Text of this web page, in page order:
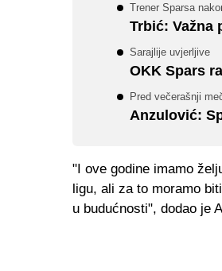
Trener Sparsa
Trbić: Važna
Sarajlije uvjerljive
OKK Spars
Pred večerašnji
Anzulović:
"I ove godine imamo
ligu, ali za to moramo
u budućnosti", dodao je